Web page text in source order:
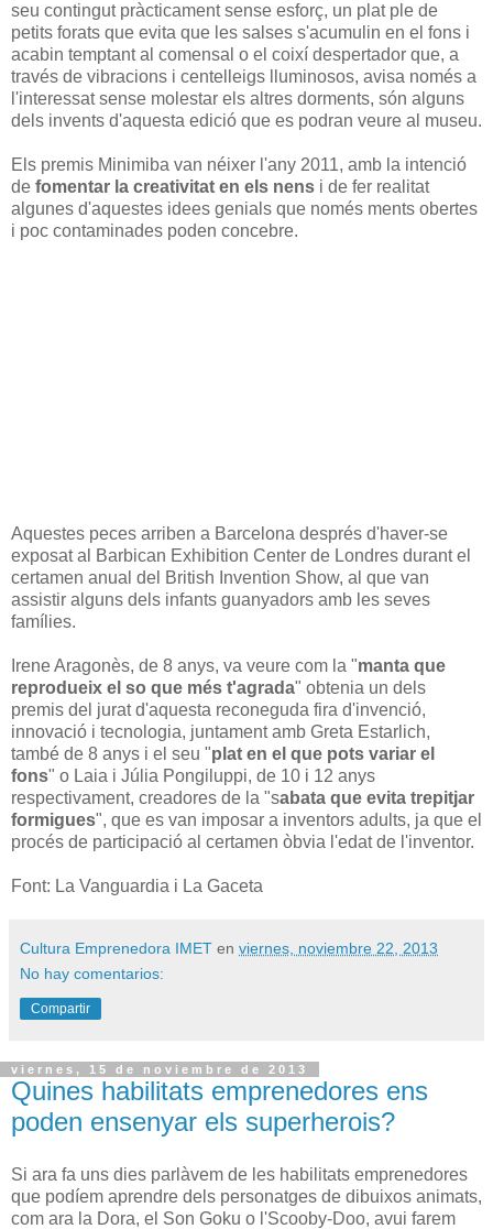
seu contingut pràcticament sense esforç, un plat ple de
petits forats que evita que les salses s'acumulin en el fons i
acabin temptant al comensal o el coixí despertador que, a
través de vibracions i centelleigs lluminosos, avisa només a
l'interessat sense molestar els altres dorments, són alguns
dels invents d'aquesta edició que es podran veure al museu.
Els premis Minimiba van néixer l'any 2011, amb la intenció
de fomentar la creativitat en els nens i de fer realitat
algunes d'aquestes idees genials que només ments obertes
i poc contaminades poden concebre.
Aquestes peces arriben a Barcelona després d'haver-se
exposat al Barbican Exhibition Center de Londres durant el
certamen anual del British Invention Show, al que van
assistir alguns dels infants guanyadors amb les seves
famílies.
Irene Aragonès, de 8 anys, va veure com la "manta que
reprodueix el so que més t'agrada" obtenia un dels
premis del jurat d'aquesta reconeguda fira d'invenció,
innovació i tecnologia, juntament amb Greta Estarlich,
també de 8 anys i el seu "plat en el que pots variar el
fons" o Laia i Júlia Pongiluppi, de 10 i 12 anys
respectivament, creadores de la "sabata que evita trepitjar
formigues", que es van imposar a inventors adults, ja que el
procés de participació al certamen òbvia l'edat de l'inventor.
Font: La Vanguardia i La Gaceta
Cultura Emprenedora IMET en viernes, noviembre 22, 2013
No hay comentarios:
Compartir
viernes, 15 de noviembre de 2013
Quines habilitats emprenedores ens
poden ensenyar els superherois?
Si ara fa uns dies parlàvem de les habilitats emprenedores
que podíem aprendre dels personatges de dibuixos animats,
com ara la Dora, el Son Goku o l'Scooby-Doo, avui farem